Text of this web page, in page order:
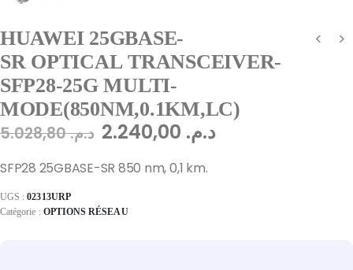
HUAWEI 25GBASE-
SR OPTICAL TRANSCEIVER-
SFP28-25G MULTI-
MODE(850NM,0.1KM,LC)
د.م.5.028,80 د.م.
SFP28 25GBASE-SR 850 nm, 0,1 km.
UGS :02313URP
Catégorie : OPTIONS RÉSEAU